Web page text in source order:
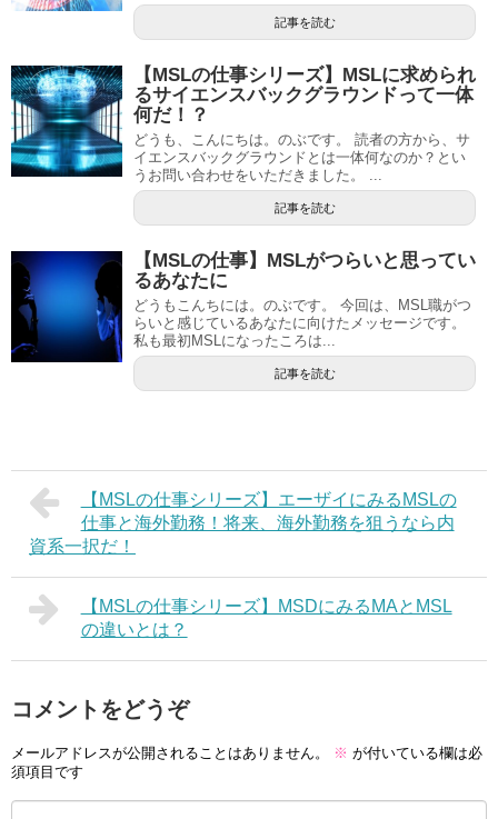
記事を読む
【MSLの仕事シリーズ】MSLに求められ
るサイエンスバックグラウンドって一体
何だ！？
どうも、こんにちは。のぶです。 読者の方から、サ
イエンスバックグラウンドとは一体何なのか？とい
うお問い合わせをいただきました。 ...
記事を読む
【MSLの仕事】MSLがつらいと思ってい
るあなたに
どうもこんちには。のぶです。 今回は、MSL職がつ
らいと感じているあなたに向けたメッセージです。
私も最初MSLになったころは...
記事を読む
【MSLの仕事シリーズ】エーザイにみるMSLの
仕事と海外勤務！将来、海外勤務を狙うなら内
資系一択だ！
【MSLの仕事シリーズ】MSDにみるMAとMSL
の違いとは？
コメントをどうぞ
メールアドレスが公開されることはありません。 ※ が付いている欄は必
須項目です